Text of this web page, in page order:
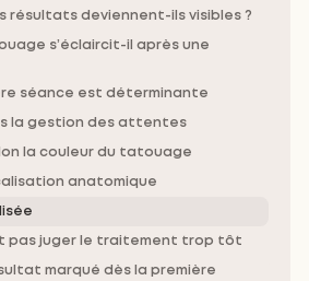
résultats deviennent-ils visibles ?
s’éclaircit-il après une
séance est déterminante
la gestion des attentes
la couleur du tatouage
anatomique
pas juger le traitement trop tôt
marqué dès la première